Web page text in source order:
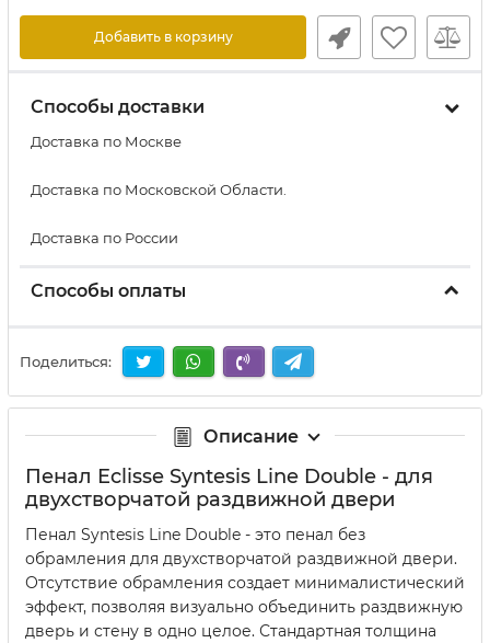
Добавить в корзину
Способы доставки
Доставка по Москве
Доставка по Московской Области.
Доставка по России
Способы оплаты
Поделиться:
Описание
Пенал Eclisse Syntesis Line Double - для
двухстворчатой раздвижной двери
Пенал Syntesis Line Double - это пенал без
обрамления для двухстворчатой раздвижной двери.
Отсутствие обрамления создает минималистический
эффект, позволяя визуально объединить раздвижную
дверь и стену в одно целое. Стандартная толщина